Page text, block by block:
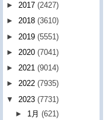
► 2017 (2427)
► 2018 (3610)
► 2019 (5551)
► 2020 (7041)
► 2021 (9014)
► 2022 (7935)
▼ 2023 (7731)
► 1月(621)